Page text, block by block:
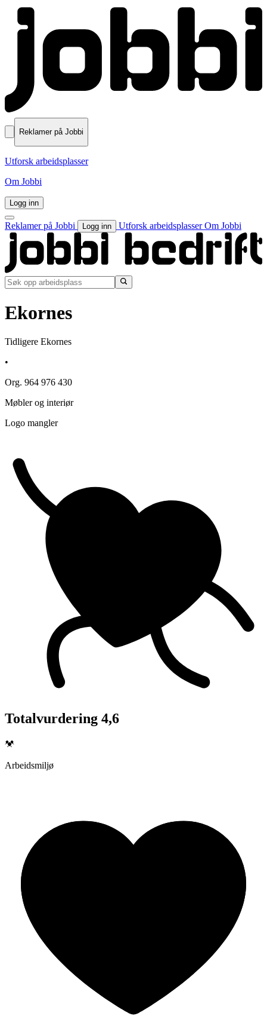
Reklamer på Jobbi
Utforsk arbeidsplasser
Om Jobbi
Logg inn
Reklamer på Jobbi Logg inn Utforsk arbeidsplasserOm Jobbi
Ekornes
Tidligere Ekornes
•
Org. 964 976 430
Møbler og interiør
Logo mangler
Totalvurdering 4,6
Arbeidsmiljø